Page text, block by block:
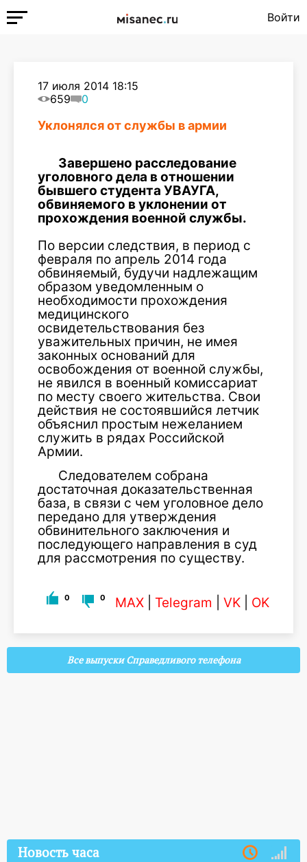
Войти
17 июля 2014 18:15
659
0
Уклонялся от службы в армии
Завершено расследование
уголовного дела в отношении
бывшего студента УВАУГА,
обвиняемого в уклонении от
прохождения военной службы.
По версии следствия, в период с
февраля по апрель 2014 года
обвиняемый, будучи надлежащим
образом уведомленным о
необходимости прохождения
медицинского
освидетельствования без
уважительных причин, не имея
законных оснований для
освобождения от военной службы,
не явился в военный комиссариат
по месту своего жительства. Свои
действия не состоявшийся летчик
объяснил простым нежеланием
служить в рядах Российской
Армии.
Следователем собрана
достаточная доказательственная
база, в связи с чем уголовное дело
передано для утверждения
обвинительного заключения и
последующего направления в суд
для рассмотрения по существу.
0 0 MAX Telegram VK OK
Все выпуски Справедливого телефона
Новость часа